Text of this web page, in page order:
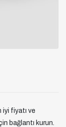
fiyatı ve
bağlantı kurun.